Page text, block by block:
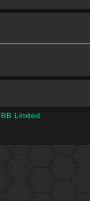
Limited